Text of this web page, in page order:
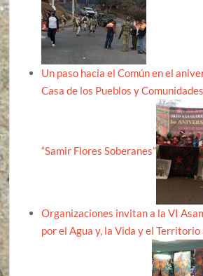
Un paso hacia el Común en el
Casa de los Pueblos y
“Samir Flores Soberanes”
Organizaciones invitan a la VI
por el Agua y, la Vida y el